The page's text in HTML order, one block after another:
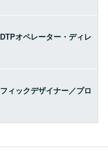
オペレーター・ディレ
ィックデザイナー／プロ